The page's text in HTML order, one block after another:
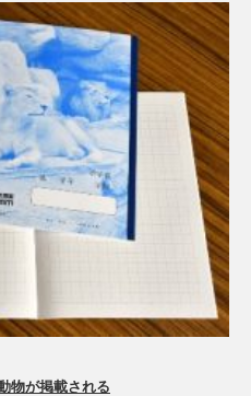
物が掲載される